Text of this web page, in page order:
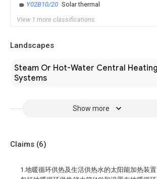
Y02B10/20 Solar thermal
View 1 more classifications
Landscapes
Steam Or Hot-Water Central Heating
Systems
Show more
Claims (6)
1.地暖循环供热及生活供热水的太阳能加热装置